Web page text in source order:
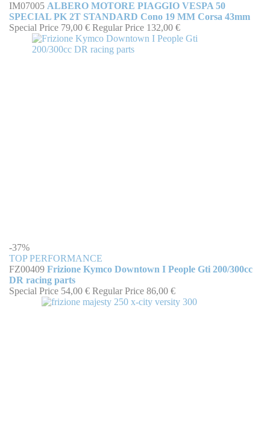
IM07005 ALBERO MOTORE PIAGGIO VESPA 50
SPECIAL PK 2T STANDARD Cono 19 MM Corsa 43mm
Special Price 79,00 € Regular Price 132,00 €
-37%
TOP PERFORMANCE
FZ00409 Frizione Kymco Downtown I People Gti 200/300cc
DR racing parts
Special Price 54,00 € Regular Price 86,00 €